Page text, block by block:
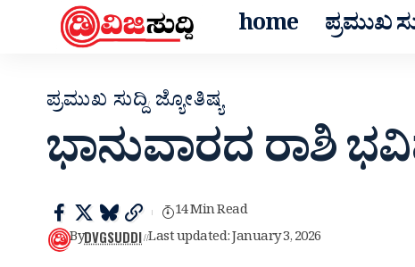
home ಪ್ರಮುಖ
ಪ್ರಮುಖ ಸುದ್ದಿ ಜ್ಯೋತಿಷ್ಯ
ಭಾನುವಾರದ ರಾಶಿ
ByDVGSUDDI Last updated: January 3, 2026
14 Min Read